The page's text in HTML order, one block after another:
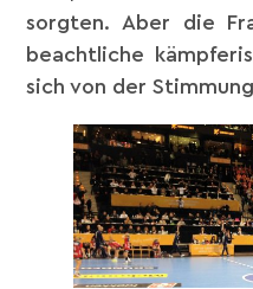
sorgten. Aber die
beachtliche
sich von der